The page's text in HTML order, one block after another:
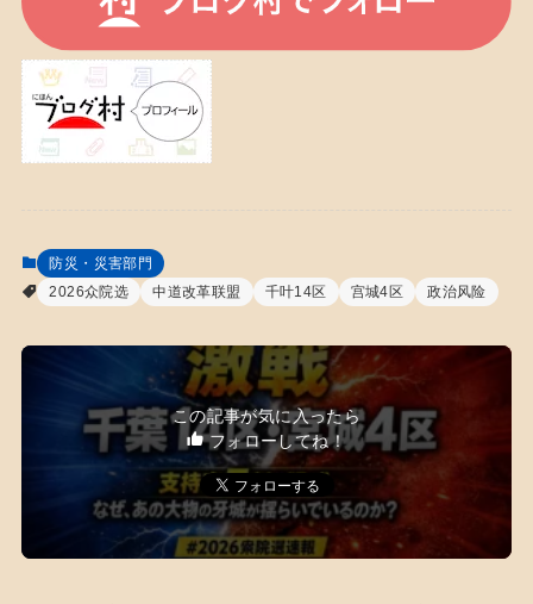
防災・災害部門
2026众院选
中道改革联盟 千叶14区 宫城4区 政治风险
この記事が気に入ったら
フォローしてね！